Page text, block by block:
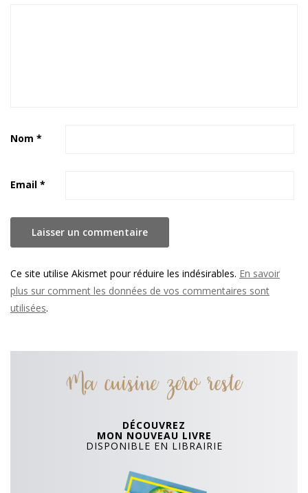
Nom *
Email *
Ce site utilise Akismet pour réduire les indésirables. En savoir
plus sur comment les données de vos commentaires sont
utilisées.
Ma cuisine zero reste
DÉCOUVREZ
MON NOUVEAU LIVRE
DISPONIBLE EN LIBRAIRIE